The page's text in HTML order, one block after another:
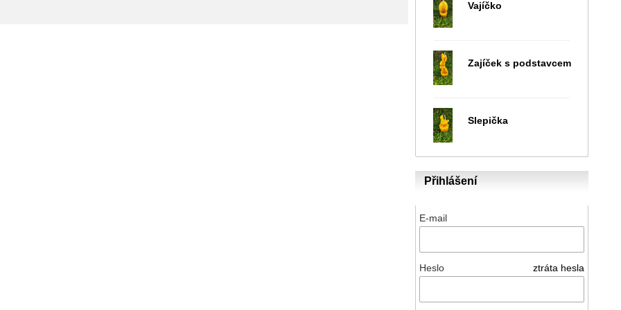
Vajíčko
Zajíček s podstavcem
Slepička
Přihlášení
E-mail
Heslo ztráta hesla